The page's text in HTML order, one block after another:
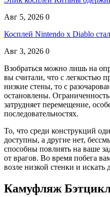
Авг 5, 2026 0
Косплей Nintendo x Diablo
Авг 3, 2026 0
Взобраться можно лишь на
вы считали, что с легкостью
низкие стены, то с
остановлены.
затрудняет перемещение,
последовательностях.
То, что среди конструкций
доступны, а другие нет,
способны повлиять на ваше
от врагов. Во время побега
возле низкой стенки и искать
Камуфляж